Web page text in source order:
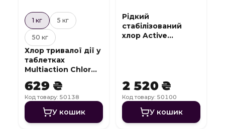
1 кг 5 кг
50 кг
Хлор тривалої дії у
таблетках
Multiaction Chlor
629 ₴
Код товару: 50138
У кошик
Рідкий
стабілізований
хлор Active
2 520 ₴
Код товару: 50100
У кошик